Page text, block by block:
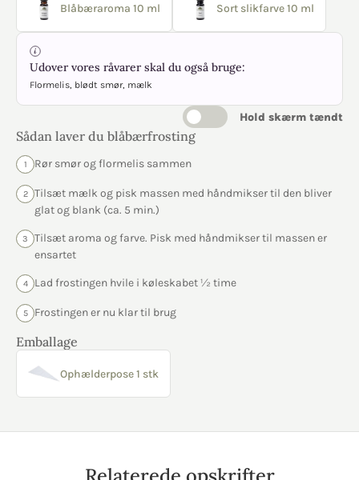
Blåbæraroma 10 ml Sort slikfarve 10 ml
Udover vores råvarer skal du også bruge:
Flormelis, blødt smør, mælk
Hold skærm tændt
Sådan laver du blåbærfrosting
1 Rør smør og flormelis sammen
2
Tilsæt mælk og pisk massen med håndmikser til den bliver
glat og blank (ca. 5 min.)
3
Tilsæt aroma og farve. Pisk med håndmikser til massen er
ensartet
4 Lad frostingen hvile i køleskabet ½ time
5 Frostingen er nu klar til brug
Emballage
Ophælderpose 1 stk